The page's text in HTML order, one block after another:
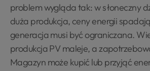
problem wygląda tak: w słoneczny
duża produkcja, ceny energii
generacja musi być ograniczana.
produkcja PV maleje, a
Magazyn może kupić lub przyjąć